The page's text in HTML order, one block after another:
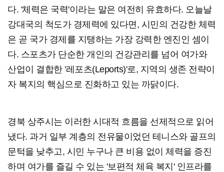
다. '체력은 국력'이라는 말은 여전히 유효하다. 오늘날
강대국의 척도가 경제력에 있다면, 시민의 건강한 체력
은 곧 국가 경제를 지탱하는 가장 강력한 엔진인 셈이
다. 스포츠가 단순한 개인의 건강관리를 넘어 여가와
산업이 결합한 '레포츠(Leports)'로, 지역의 생존 전략이
자 복지의 핵심으로 진화하고 있는 까닭이다.
경북 상주시는 이러한 시대적 흐름을 선제적으로 읽어
냈다. 과거 일부 계층의 전유물이었던 테니스와 골프의
문턱을 낮추고, 시민 누구나 큰 비용 없이 체력을 증진
하며 여가를 즐길 수 있는 '보편적 체육 복지' 인프라를